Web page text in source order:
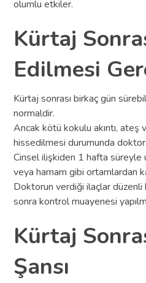
olumlu etkiler.
Kürtaj
Edilmesi
Kürtaj sonrası birkaç gün
normaldir.
Ancak kötü kokulu akıntı, ateş
hissedilmesi durumunda
Cinsel ilişkiden 1 hafta süreyle
veya hamam gibi ortamlardan
Doktorun verdiği ilaçlar düzenli
sonra kontrol muayenesi
Kürtaj
Şansı